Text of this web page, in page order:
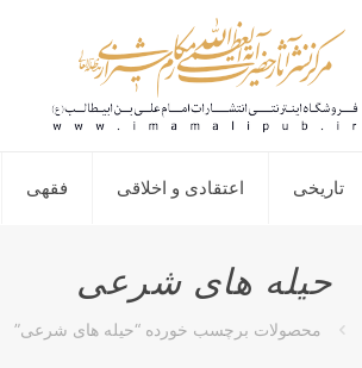
تاریخی اعتقادی و اخلاقی فقهی
حیله های شرعی
محصولات برچسب خورده “حیله های شرعی”